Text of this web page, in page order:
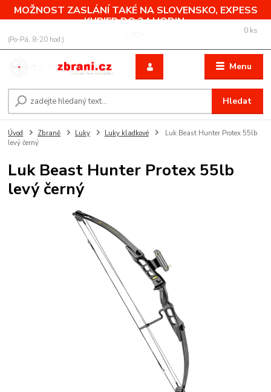
MOŽNOST ZASLÁNÍ TAKÉ NA SLOVENSKO, EXPESS
KURIER DO 24 HODIN.
Menu
Hledat
(Po-Pá, 8-20 hod.)
0 ks
Úvod Zbraně Luky Luky kladkové
Luk Beast Hunter Protex 55lb
levý černý
Luk Beast Hunter Protex 55lb
levý černý